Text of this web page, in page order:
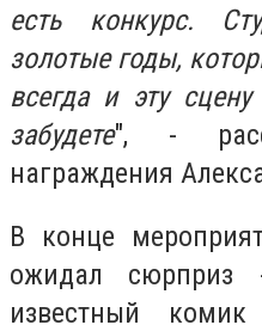
есть конкурс.
золотые годы,
всегда и эту
забудете", -
награждения
В конце
ожидал
известный